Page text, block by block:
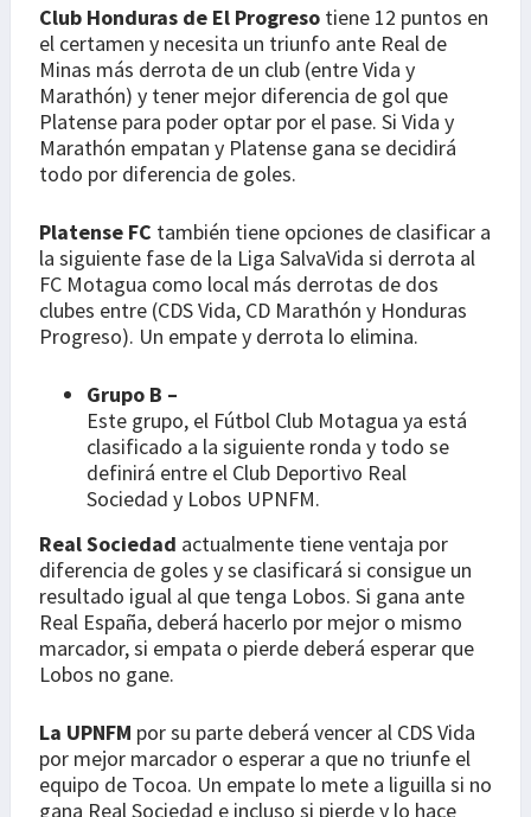
Club Honduras de El Progreso tiene 12 puntos en
el certamen y necesita un triunfo ante Real de
Minas más derrota de un club (entre Vida y
Marathón) y tener mejor diferencia de gol que
Platense para poder optar por el pase. Si Vida y
Marathón empatan y Platense gana se decidirá
todo por diferencia de goles.
Platense FC también tiene opciones de clasificar a
la siguiente fase de la Liga SalvaVida si derrota al
FC Motagua como local más derrotas de dos
clubes entre (CDS Vida, CD Marathón y Honduras
Progreso). Un empate y derrota lo elimina.
Grupo B –
Este grupo, el Fútbol Club Motagua ya está
clasificado a la siguiente ronda y todo se
definirá entre el Club Deportivo Real
Sociedad y Lobos UPNFM.
Real Sociedad actualmente tiene ventaja por
diferencia de goles y se clasificará si consigue un
resultado igual al que tenga Lobos. Si gana ante
Real España, deberá hacerlo por mejor o mismo
marcador, si empata o pierde deberá esperar que
Lobos no gane.
La UPNFM por su parte deberá vencer al CDS Vida
por mejor marcador o esperar a que no triunfe el
equipo de Tocoa. Un empate lo mete a liguilla si no
gana Real Sociedad e incluso si pierde y lo hace